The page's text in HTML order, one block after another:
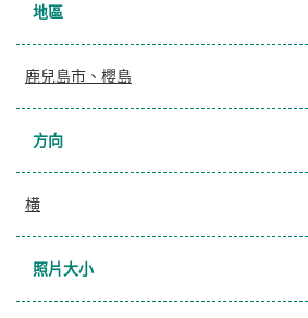
地區
鹿兒島市、櫻島
方向
横
照片大小